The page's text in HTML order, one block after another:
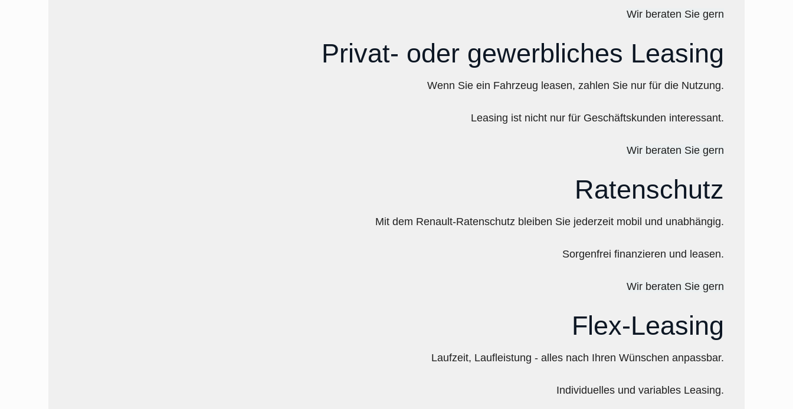
Wir beraten Sie gern
Privat- oder gewerbliches Leasing
Wenn Sie ein Fahrzeug leasen, zahlen Sie nur für die Nutzung.
Leasing ist nicht nur für Geschäftskunden interessant.
Wir beraten Sie gern
Ratenschutz
Mit dem Renault-Ratenschutz bleiben Sie jederzeit mobil und unabhängig.
Sorgenfrei finanzieren und leasen.
Wir beraten Sie gern
Flex-Leasing
Laufzeit, Laufleistung - alles nach Ihren Wünschen anpassbar.
Individuelles und variables Leasing.